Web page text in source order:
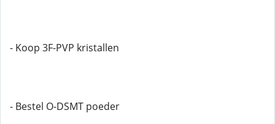
- Koop 3F-PVP kristallen
- Bestel O-DSMT poeder